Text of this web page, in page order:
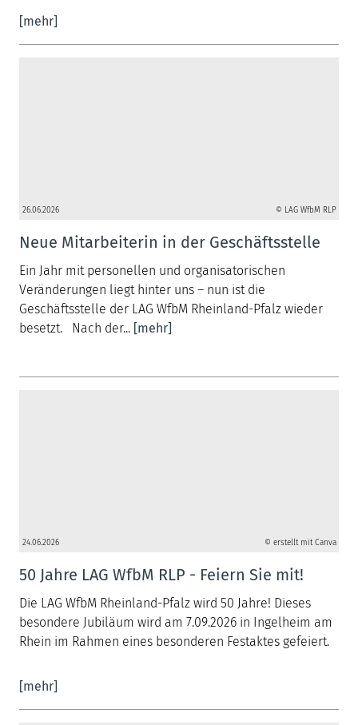
[mehr]
26.06.2026 © LAG WfbM RLP
Neue Mitarbeiterin in der Geschäftsstelle
Ein Jahr mit personellen und organisatorischen
Veränderungen liegt hinter uns – nun ist die
Geschäftsstelle der LAG WfbM Rheinland-Pfalz wieder
besetzt. Nach der... [mehr]
24.06.2026 © erstellt mit Canva
50 Jahre LAG WfbM RLP - Feiern Sie mit!
Die LAG WfbM Rheinland-Pfalz wird 50 Jahre! Dieses
besondere Jubiläum wird am 7.09.2026 in Ingelheim am
Rhein im Rahmen eines besonderen Festaktes gefeiert.
[mehr]